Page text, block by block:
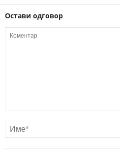
Остави одговор